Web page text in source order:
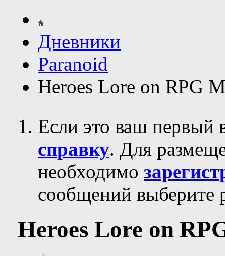
Дневники
Paranoid
Heroes Lore on RPG
Если это ваш первый
справку. Для
необходимо
сообщений выберите
Heroes Lore on